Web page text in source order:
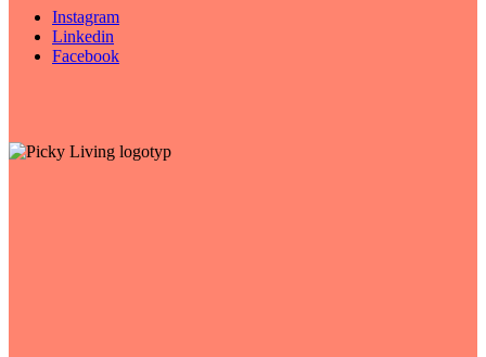
Instagram
Linkedin
Facebook